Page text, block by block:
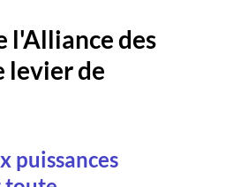
l'Alliance des
levier de
puissances